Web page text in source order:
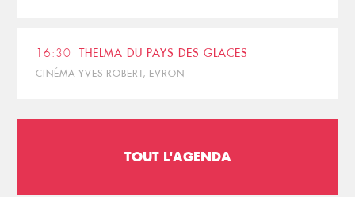
16:30 THELMA DU PAYS DES GLACES
CINÉMA YVES ROBERT, EVRON
TOUT L'AGENDA